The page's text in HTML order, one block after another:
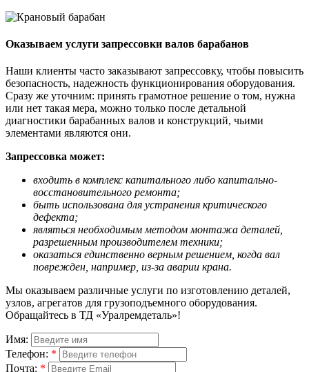
Оказываем услуги запрессовки валов барабанов
Наши клиенты часто заказывают запрессовку, чтобы повысить
безопасность, надежность функционирования оборудования.
Сразу же уточним: принять грамотное решение о том, нужна
или нет такая мера, можно только после детальной
диагностики барабанных валов и конструкций, чьими
элементами являются они.
Запрессовка может:
входить в комплекс капитального либо капитально-
восстановительного ремонта;
быть использована для устранения критического
дефекта;
являться необходимым методом монтажа деталей,
разрешенным производителем техники;
оказаться единственно верным решением, когда вал
поврежден, например, из-за аварии крана.
Мы оказываем различные услуги по изготовлению деталей,
узлов, агрегатов для грузоподъемного оборудования.
Обращайтесь в ТД «Уралремдеталь»!
Имя:
Телефон: *
Почта: *